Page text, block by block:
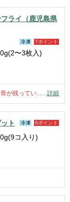
ライ（鹿児島県
7ポイント
冷凍
〜3枚入)
が残ってい...…詳細
ト 6ポイント
冷凍
コ入り)